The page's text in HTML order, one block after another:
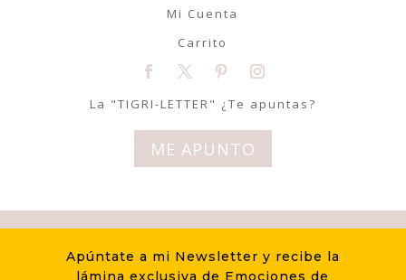
Apúntate a mi Newsletter y recibe la
lámina exclusiva de Emociones de
Mi Cuenta
Carrito
La "TIGRI-LETTER" ¿Te apuntas?
ME APUNTO
© Tigriteando 2020 | Todos los
derechos reservados | Diseño